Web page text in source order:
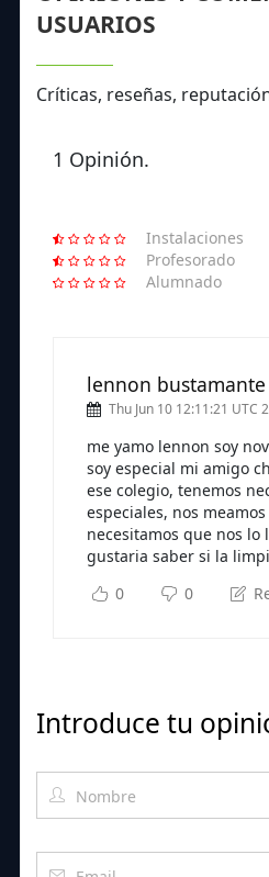
USUARIOS
Críticas, reseñas,
1 Opinión.
Instalaciones
Profesorado
Alumnado
lennon bustamante
Thu Jun 10 12:11:21 UTC
me yamo lennon soy
soy especial mi amigo
ese colegio, tenemos
especiales, nos
necesitamos que nos lo
gustaria saber si la
0
0
Introduce tu